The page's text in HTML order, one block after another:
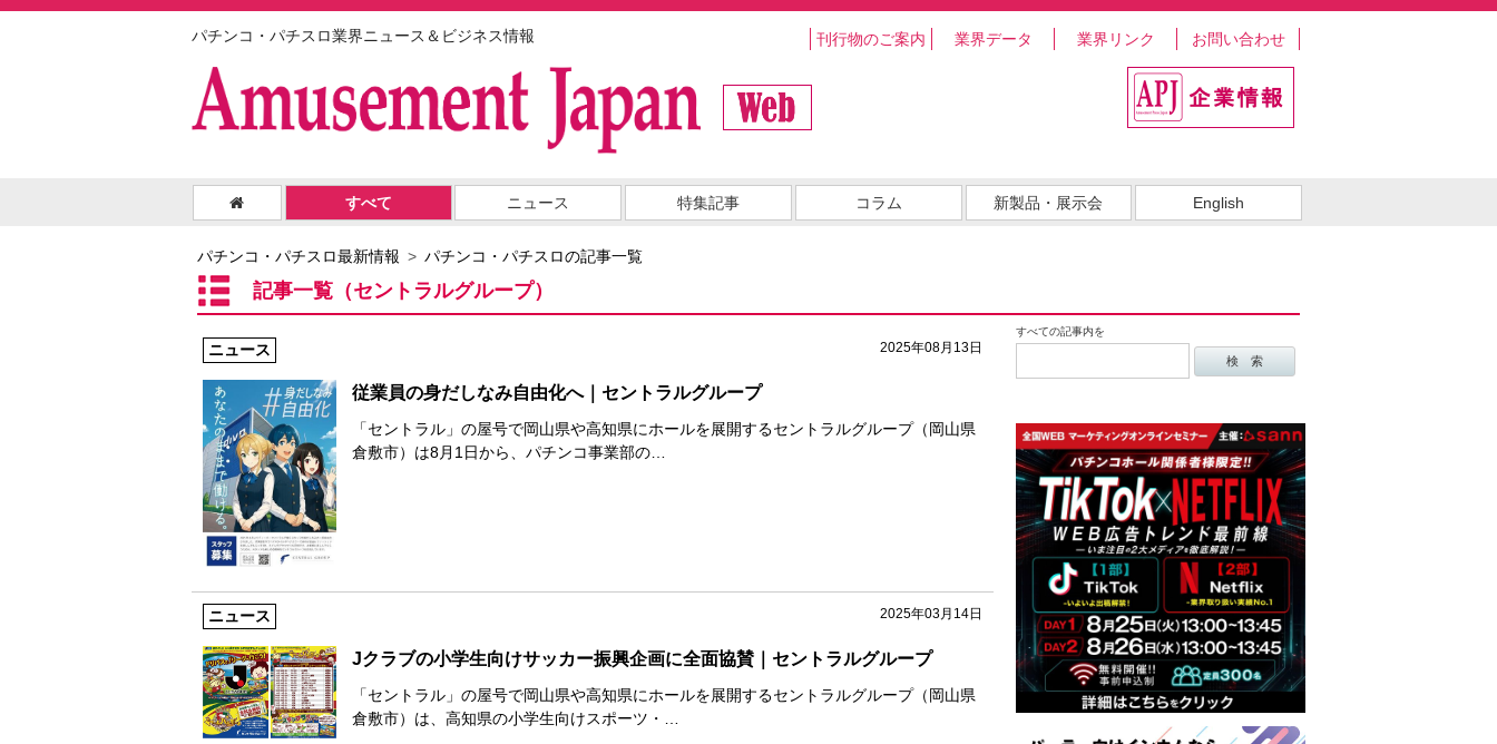
パチンコ・パチスロ業界ニュース＆ビジネス情報 刊行物のご案内 業界データ 業界リンク お問い合わせ
すべて ニュース 特集記事 コラム 新製品・展示会 English
パチンコ・パチスロ最新情報 パチンコ・パチスロの記事一覧
記事一覧（セントラルグループ）
すべての記事内を
2025年08月13日
ニュース
従業員の身だしなみ自由化へ｜セントラルグループ
「セントラル」の屋号で岡山県や高知県にホールを展開するセントラルグループ（岡山県
倉敷市）は8月1日から、パチンコ事業部の…
2025年03月14日
ニュース
Jクラブの小学生向けサッカー振興企画に全面協賛｜セントラルグループ
「セントラル」の屋号で岡山県や高知県にホールを展開するセントラルグループ（岡山県
倉敷市）は、高知県の小学生向けスポーツ・…